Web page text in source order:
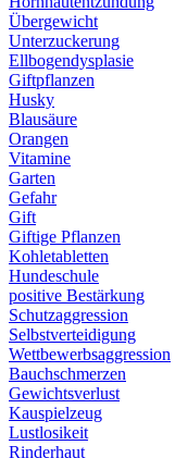
Übergewicht
Unterzuckerung
Ellbogendysplasie
Giftpflanzen
Husky
Blausäure
Orangen
Vitamine
Garten
Gefahr
Gift
Giftige Pflanzen
Kohletabletten
Hundeschule
positive Bestärkung
Schutzaggression
Selbstverteidigung
Wettbewerbsaggression
Bauchschmerzen
Gewichtsverlust
Kauspielzeug
Lustlosikeit
Rinderhaut